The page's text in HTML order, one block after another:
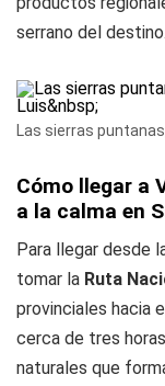
serrano del destino.
Las sierras
Cómo llegar a
a la calma en
Para llegar desde
tomar la Ruta
provinciales hacia
cerca de tres
naturales que